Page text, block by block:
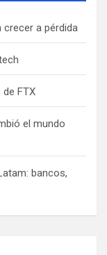
crecer a pérdida
FTX
el mundo
bancos,